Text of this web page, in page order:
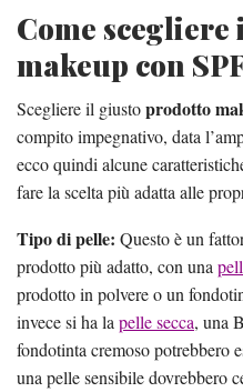
Come
makeup con
Scegliere il giustoprodotto
compito impegnativo, data
ecco quindi alcune
fare la scelta più adatta alle
Tipo di pelle: Questo è un
prodotto più adatto, con una
prodotto in polvere o un
invece si ha la pelle secca, una
fondotinta cremoso potrebbero
una pelle sensibile dovrebbero